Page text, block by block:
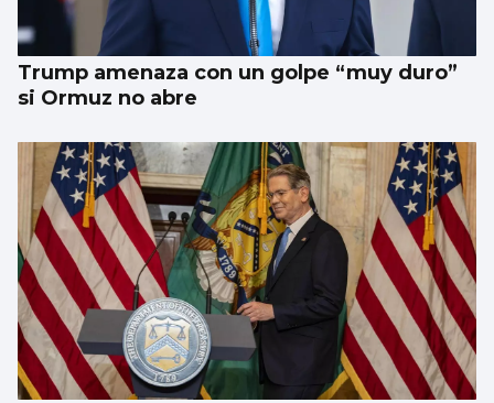
Trump amenaza con un golpe “muy duro”
si Ormuz no abre